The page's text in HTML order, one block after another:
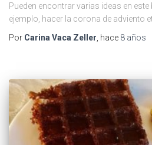
Pueden encontrar varias ideas en
ejemplo, hacer la corona de adviento
Por Carina Vaca Zeller , hace 8 años